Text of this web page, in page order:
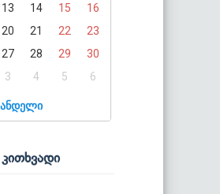
13 14 15
16
20 21 22
23
27 28 29
30
3 4 5 6